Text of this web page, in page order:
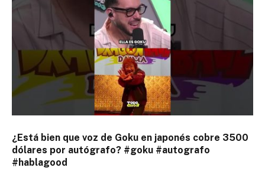
¿Está bien que voz de Goku en japonés cobre 3500
dólares por autógrafo? #goku #autografo
#hablagood